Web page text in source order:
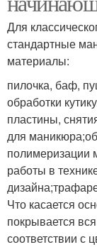
Для
стандартные
материалы:
пилочка, баф,
обработки
пластины,
для
полимеризации
работы в
Что касается
покрывается
соответствии с